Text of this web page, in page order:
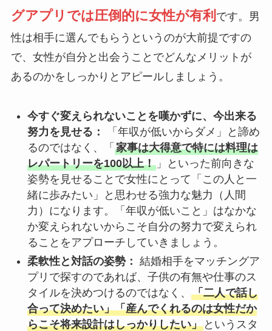
グアプリでは圧倒的に女性が有利 です。男
性は相手に選んでもらうというのが大前提ですの
で、女性が自分と出会うことでどんなメリットが
あるのかをしっかりとアピールしましょう。
今すぐ変えられないことを嘆かずに、今出来る
努力を見せる：
「年収が低いからダメ」と諦め
るのではなく、「 家事は大得意で特には料理は
レパートリーを100以上！」といった前向きな
姿勢を見せることで女性にとって「この人と一
緒に歩みたい」と思わせる強力な魅力（人間
力）になります。「年収が低いこと」はなかな
か変えられないからこそ自分の努力で変えられ
ることをアプローチしていきましょう。
柔軟性と対話の姿勢： 結婚相手をマッチングア
プリで探すのであれば、子供の有無や仕事のス
タイルを決めつけるのではなく、 「二人で話し
合って決めたい」「産んでくれるのは女性だか
らこそ将来設計はしっかりしたい」というスタ